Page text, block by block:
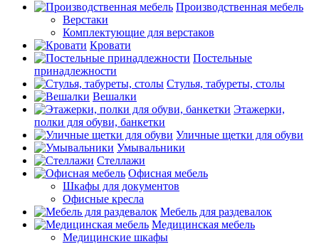
Производственная мебель
Верстаки
Комплектующие для верстаков
Кровати
Постельные
принадлежности
Стулья, табуреты, столы
Вешалки
Этажерки,
полки для обуви, банкетки
Уличные щетки для обуви
Умывальники
Стеллажи
Офисная мебель
Шкафы для документов
Офисные кресла
Мебель для раздевалок
Медицинская мебель
Медицинские шкафы